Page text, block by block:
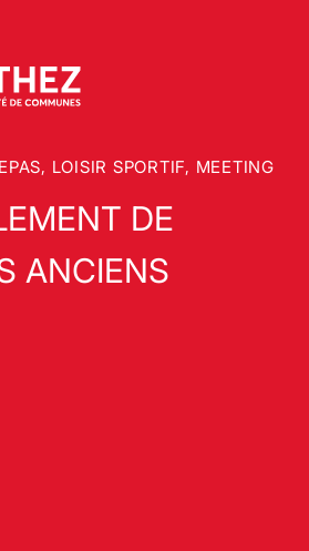
LOISIR SPORTIF, MEETING
DE
ANCIENS